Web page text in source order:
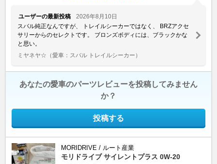
ユーザーの最新投稿
2026年8月10日
スバル純正なんですが、 トレイルシーカーではなく、 BRZアクセ
サリーからのセレクトです。 ブロンズボディには、ブラックかな
と思い。
ミヤネヤ☆ （愛車：スバル トレイルシーカー）
あなたの愛車のパーツレビューを投稿してみません
か？
投稿する
MORIDRIVE / ルート産業
モリドライブ サイレントプラス 0W-20